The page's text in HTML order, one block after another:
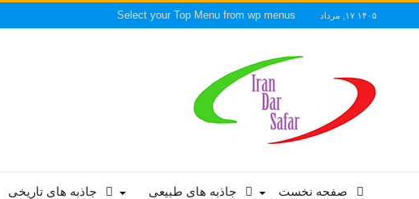
۱۴۰۵ ۱۷, مرداد Select your Top Menu from wp menus
صفحه نخست جاذبه های طبیعی جاذبه های تاریخی